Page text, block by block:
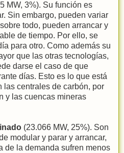
MW, 3%). Su función es
Sin embargo, pueden variar
todo, pueden arrancar y
de tiempo. Por ello, se
para otro. Como además su
que las otras tecnologías,
darse el caso de que
días. Esto es lo que está
las centrales de carbón, por
y las cuencas mineras
(23.066 MW, 25%). Son
modular y parar y arrancar,
de la demanda sufren menos